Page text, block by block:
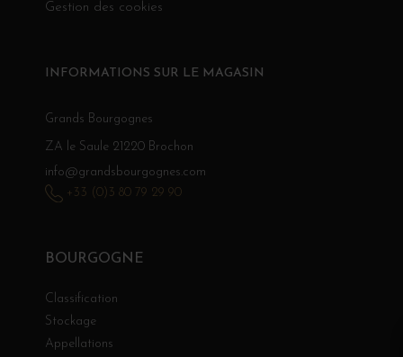
Gestion des cookies
BOURGOGNE
Classification
Stockage
Appellations
INFORMATIONS SUR LE MAGASIN
Grands Bourgognes
ZA le Saule 21220 Brochon
info@grandsbourgognes.com
+33 (0)3 80 79 29 90